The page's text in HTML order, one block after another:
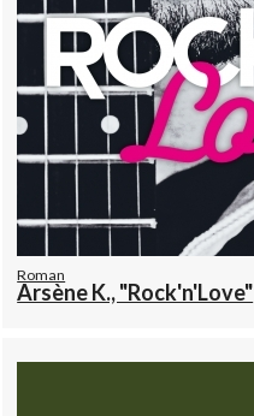
Roman
Arsène K., "Rock'n'Love"